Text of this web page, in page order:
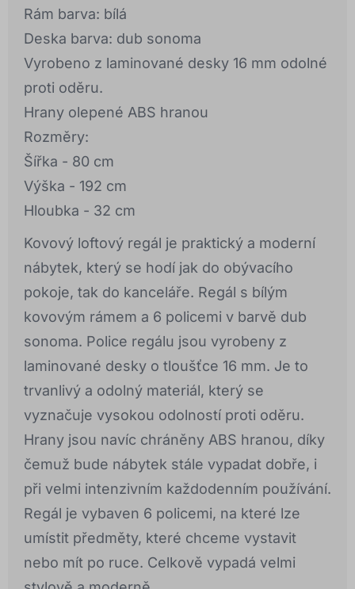
Rám barva: bílá
Deska barva: dub sonoma
Vyrobeno z laminované desky 16 mm odolné
proti oděru.
Hrany olepené ABS hranou
Rozměry:
Šířka - 80 cm
Výška - 192 cm
Hloubka - 32 cm
Kovový loftový regál je praktický a moderní
nábytek, který se hodí jak do obývacího
pokoje, tak do kanceláře. Regál s bílým
kovovým rámem a 6 policemi v barvě dub
sonoma. Police regálu jsou vyrobeny z
laminované desky o tloušťce 16 mm. Je to
trvanlivý a odolný materiál, který se
vyznačuje vysokou odolností proti oděru.
Hrany jsou navíc chráněny ABS hranou, díky
čemuž bude nábytek stále vypadat dobře, i
při velmi intenzivním každodenním používání.
Regál je vybaven 6 policemi, na které lze
umístit předměty, které chceme vystavit
nebo mít po ruce. Celkově vypadá velmi